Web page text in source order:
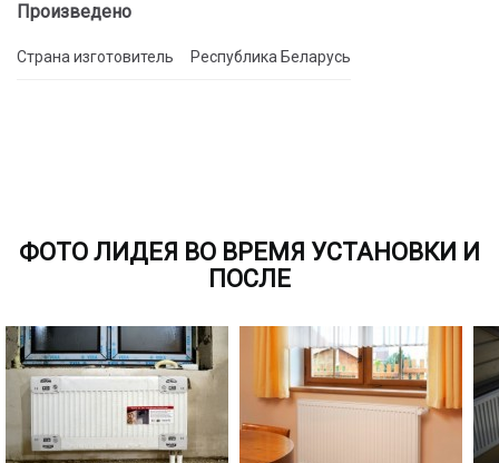
Произведено
Страна изготовитель Республика Беларусь
ФОТО ЛИДЕЯ ВО ВРЕМЯ УСТАНОВКИ И
ПОСЛЕ